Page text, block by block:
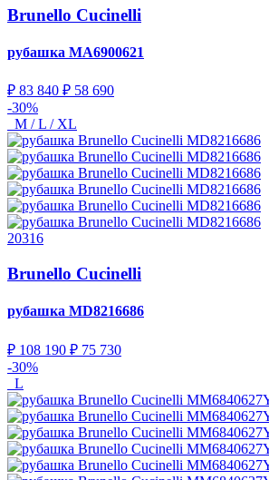
Brunello Cucinelli
рубашка MA6900621
₽ 83 840 ₽ 58 690
-30%
M / L / XL
20316
Brunello Cucinelli
рубашка MD8216686
₽ 108 190 ₽ 75 730
-30%
L